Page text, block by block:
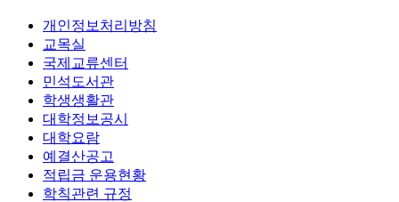
개인정보처리방침
교목실
국제교류센터
민석도서관
학생생활관
대학정보공시
대학요람
예결산공고
적립금 운용현황
학칙관련 규정